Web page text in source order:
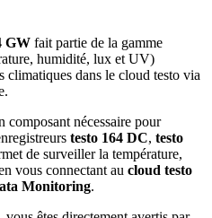
GW fait partie de la gamme
humidité, lux et UV)
climatiques dans le cloud testo via
composant nécessaire pour
testo 164 DC, testo
de surveiller la température,
vous connectant au cloud testo
Monitoring.